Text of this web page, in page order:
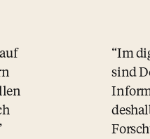
Im
sind